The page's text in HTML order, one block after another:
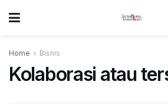
Home Bisnis
Kolaborasi atau